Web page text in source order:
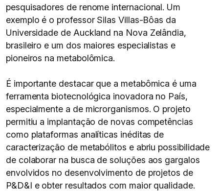
pesquisadores de renome internacional. Um
exemplo é o professor Silas Villas-Bôas da
Universidade de Auckland na Nova Zelândia,
brasileiro e um dos maiores especialistas e
pioneiros na metabolômica.
É importante destacar que a metabômica é uma
ferramenta biotecnológica inovadora no País,
especialmente a de microrganismos. O projeto
permitiu a implantação de novas competências
como plataformas analíticas inéditas de
caracterização de metabólitos e abriu possibilidade
de colaborar na busca de soluções aos gargalos
envolvidos no desenvolvimento de projetos de
P&D&I e obter resultados com maior qualidade.